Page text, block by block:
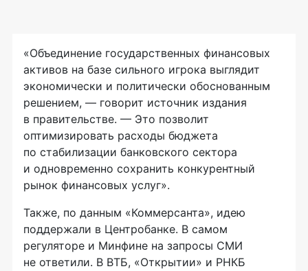
«Объединение государственных финансовых
активов на базе сильного игрока выглядит
экономически и политически обоснованным
решением, — говорит источник издания
в правительстве. — Это позволит
оптимизировать расходы бюджета
по стабилизации банковского сектора
и одновременно сохранить конкурентный
рынок финансовых услуг».
Также, по данным «Коммерсанта», идею
поддержали в Центробанке. В самом
регуляторе и Минфине на запросы СМИ
не ответили. В ВТБ, «Открытии» и РНКБ